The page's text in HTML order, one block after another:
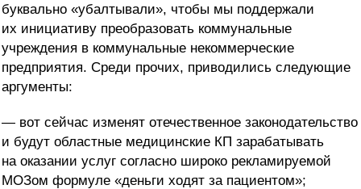
буквально «убалтывали», чтобы мы поддержали
их инициативу преобразовать коммунальные
учреждения в коммунальные некоммерческие
предприятия. Среди прочих, приводились следующие
аргументы:
— вот сейчас изменят отечественное законодательство
и будут областные медицинские КП зарабатывать
на оказании услуг согласно широко рекламируемой
МОЗом формуле «деньги ходят за пациентом»;